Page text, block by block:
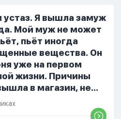
Богом и не
контекст игры в
к игре только как к
устаз. Я вышла замуж
Мой муж не может
пьёт иногда
вещества. Он
уже на первом
жизни. Причины
в магазин, не
не
еду, прошу